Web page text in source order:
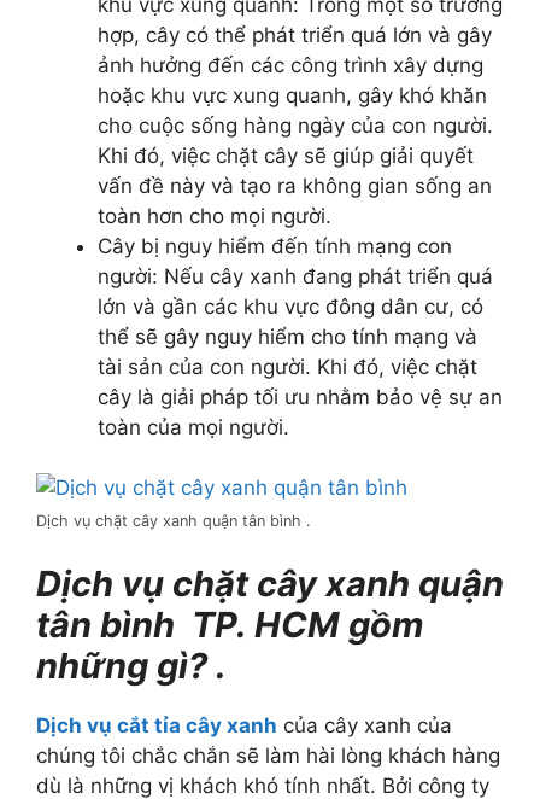
hợp, cây có thể phát triển quá lớn và gây
ảnh hưởng đến các công trình xây dựng
hoặc khu vực xung quanh, gây khó khăn
cho cuộc sống hàng ngày của con người.
Khi đó, việc chặt cây sẽ giúp giải quyết
vấn đề này và tạo ra không gian sống an
toàn hơn cho mọi người.
Cây bị nguy hiểm đến tính mạng con
người: Nếu cây xanh đang phát triển quá
lớn và gần các khu vực đông dân cư, có
thể sẽ gây nguy hiểm cho tính mạng và
tài sản của con người. Khi đó, việc chặt
cây là giải pháp tối ưu nhằm bảo vệ sự an
toàn của mọi người.
Dịch vụ chặt cây xanh quận tân bình .
Dịch vụ chặt cây xanh quận
tân bình TP. HCM gồm
những gì? .
Dịch vụ cắt tỉa cây xanh của cây xanh của
chúng tôi chắc chắn sẽ làm hài lòng khách hàng
dù là những vị khách khó tính nhất. Bởi công ty